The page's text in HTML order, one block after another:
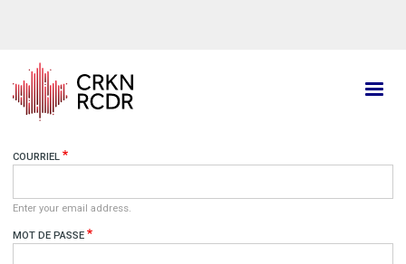
principal
COURRIEL
Enter your email address.
MOT DE PASSE